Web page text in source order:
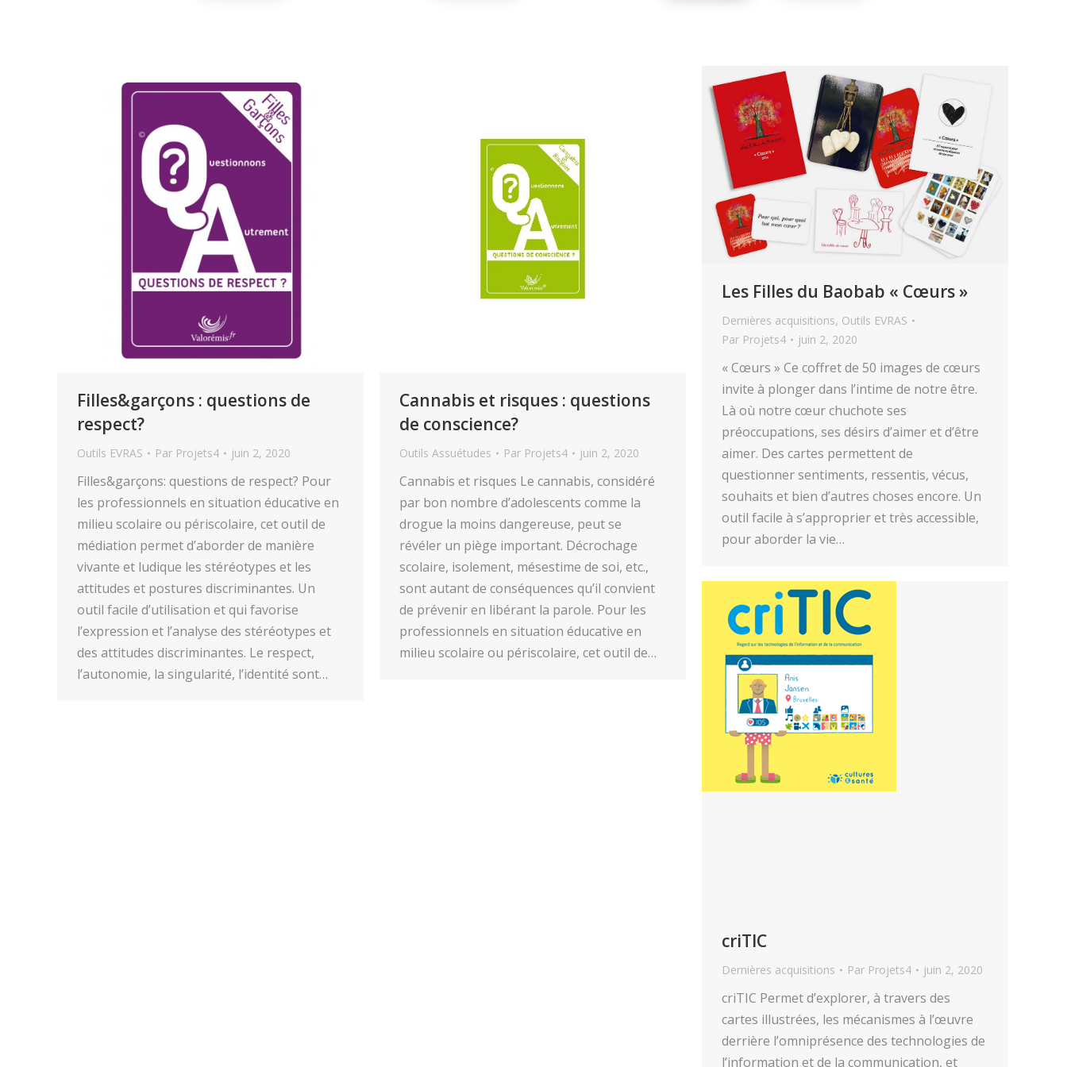
Filles&garçons : questions de
respect?
Outils EVRAS Par Projets4 juin 2, 2020
Filles&garçons: questions de respect? Pour
les professionnels en situation éducative en
milieu scolaire ou périscolaire, cet outil de
médiation permet d’aborder de manière
vivante et ludique les stéréotypes et les
attitudes et postures discriminantes. Un
outil facile d’utilisation et qui favorise
l’expression et l’analyse des stéréotypes et
des attitudes discriminantes. Le respect,
l’autonomie, la singularité, l’identité sont…
Cannabis et risques : questions
de conscience?
Outils Assuétudes Par Projets4 juin 2, 2020
Cannabis et risques Le cannabis, considéré
par bon nombre d’adolescents comme la
drogue la moins dangereuse, peut se
révéler un piège important. Décrochage
scolaire, isolement, mésestime de soi, etc.,
sont autant de conséquences qu’il convient
de prévenir en libérant la parole. Pour les
professionnels en situation éducative en
milieu scolaire ou périscolaire, cet outil de…
Les Filles du Baobab « Cœurs »
Dernières acquisitions, Outils EVRAS
Par Projets4 juin 2, 2020
« Cœurs » Ce coffret de 50 images de cœurs
invite à plonger dans l’intime de notre être.
Là où notre cœur chuchote ses
préoccupations, ses désirs d’aimer et d’être
aimer. Des cartes permettent de
questionner sentiments, ressentis, vécus,
souhaits et bien d’autres choses encore. Un
outil facile à s’approprier et très accessible,
pour aborder la vie…
criTIC
Dernières acquisitions Par Projets4 juin 2, 2020
criTIC Permet d’explorer, à travers des
cartes illustrées, les mécanismes à l’œuvre
derrière l’omniprésence des technologies de
l’information et de la communication, et